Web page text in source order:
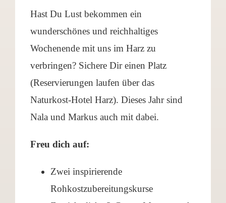
Hast Du Lust bekommen ein
wunderschönes und reichhaltiges
Wochenende mit uns im Harz zu
verbringen? Sichere Dir einen Platz
(Reservierungen laufen über das
Naturkost-Hotel Harz). Dieses Jahr sind
Nala und Markus auch mit dabei.
Freu dich auf:
Zwei inspirierende
Rohkostzubereitungskurse